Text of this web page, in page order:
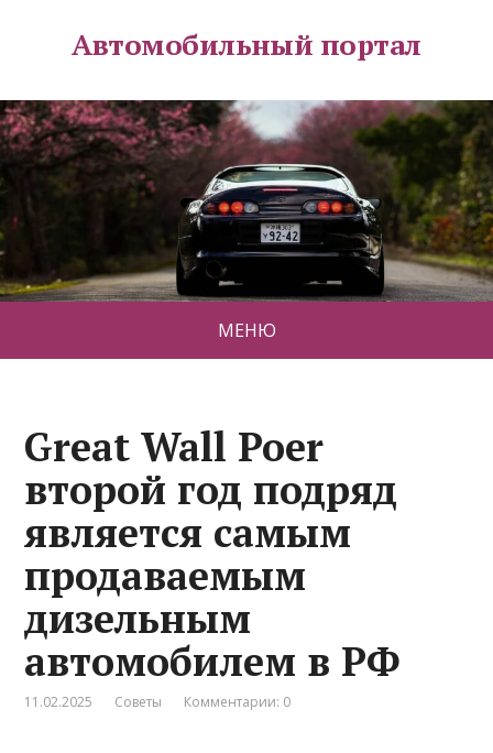
Автомобильный портал
МЕНЮ
Great Wall Poer
второй год подряд
является самым
продаваемым
дизельным
автомобилем в РФ
11.02.2025 Советы Комментарии: 0